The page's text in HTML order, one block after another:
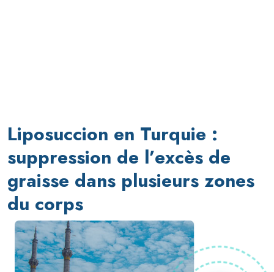
Liposuccion en Turquie :
suppression de l’excès de
graisse dans plusieurs zones
du corps